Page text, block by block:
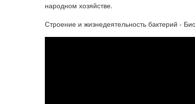
народном хозяйстве.
Строение и жизнедеятельность бактерий -